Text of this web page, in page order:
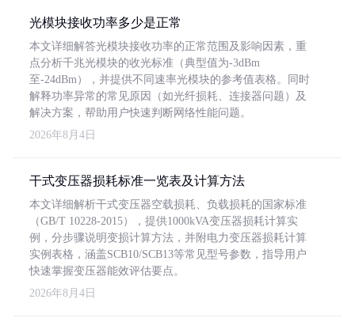
光模块接收功率多少是正常
本文详细解答光模块接收功率的正常范围及影响因素，重
点分析千兆光模块的收光标准（典型值为-3dBm
至-24dBm），并提供不同速率光模块的参考值表格。同时
解释功率异常的常见原因（如光纤损耗、连接器问题）及
解决方案，帮助用户快速判断网络性能问题。
2026年8月4日
干式变压器损耗标准一览表及计算方法
本文详细解析干式变压器空载损耗、负载损耗的国家标准
（GB/T 10228-2015），提供1000kVA变压器损耗计算实
例，分步骤说明变损计算方法，并附电力变压器损耗计算
实例表格，涵盖SCB10/SCB13等常见型号参数，指导用户
快速掌握变压器能效评估要点。
2026年8月4日